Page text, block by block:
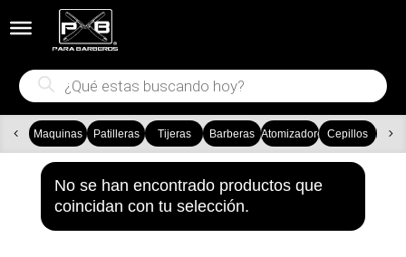
Búsqueda
de
productos
Maquinas Patilleras Tijeras Barberas AtomizadoresCepillos
No se han encontrado productos que
coincidan con tu selección.